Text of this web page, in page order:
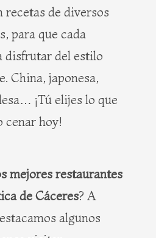
recetas de diversos
para que cada
disfrutar del estilo
China, japonesa,
¡Tú elijes lo que
cenar hoy!
mejores restaurantes
de Cáceres? A
algunos